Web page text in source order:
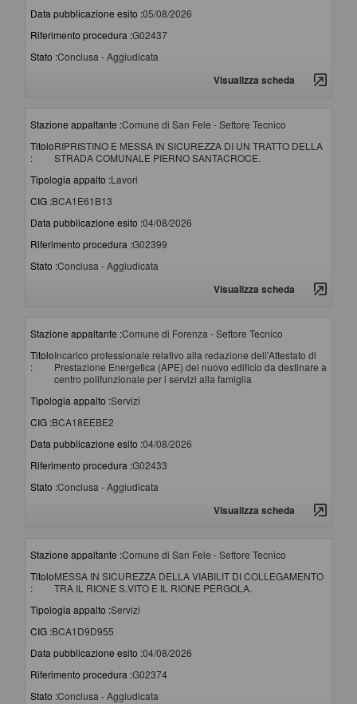
Data pubblicazione esito :05/08/2026
Riferimento procedura :G02437
Stato :Conclusa - Aggiudicata
Visualizza scheda
Stazione appaltante :Comune di San Fele - Settore Tecnico
Titolo
:
RIPRISTINO E MESSA IN SICUREZZA DI UN TRATTO DELLA
STRADA COMUNALE PIERNO SANTACROCE.
Tipologia appalto :Lavori
CIG :BCA1E61B13
Data pubblicazione esito :04/08/2026
Riferimento procedura :G02399
Stato :Conclusa - Aggiudicata
Visualizza scheda
Stazione appaltante :Comune di Forenza - Settore Tecnico
Titolo
:
Incarico professionale relativo alla redazione dell'Attestato di
Prestazione Energetica (APE) del nuovo edificio da destinare a
centro polifunzionale per i servizi alla famiglia
Tipologia appalto :Servizi
CIG :BCA18EEBE2
Data pubblicazione esito :04/08/2026
Riferimento procedura :G02433
Stato :Conclusa - Aggiudicata
Visualizza scheda
Stazione appaltante :Comune di San Fele - Settore Tecnico
Titolo
:
MESSA IN SICUREZZA DELLA VIABILIT DI COLLEGAMENTO
TRA IL RIONE S.VITO E IL RIONE PERGOLA.
Tipologia appalto :Servizi
CIG :BCA1D9D955
Data pubblicazione esito :04/08/2026
Riferimento procedura :G02374
Stato :Conclusa - Aggiudicata